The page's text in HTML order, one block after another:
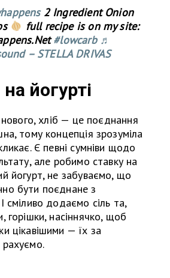
2 Ingredient Onion
full recipe is on my site:
#lowcarb ♬
– STELLA DRIVAS
йогурті
нового, хліб — це поєднання
тому концепція зрозуміла
Є певні сумніви щодо
але робимо ставку на
йогурт, не забуваємо, що
бути поєднане з
сміливо додаємо сіль та,
горішки, насіннячко, щоб
цікавішими — їх за